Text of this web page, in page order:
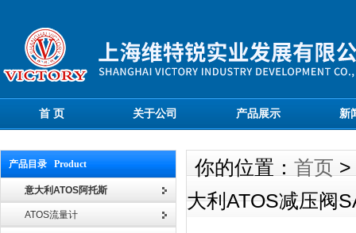
首 页 关于公司 产品展示 新
产品目录 Product
意大利ATOS阿托斯
ATOS流量计
你的位置： 首页 >
大利ATOS减压阀